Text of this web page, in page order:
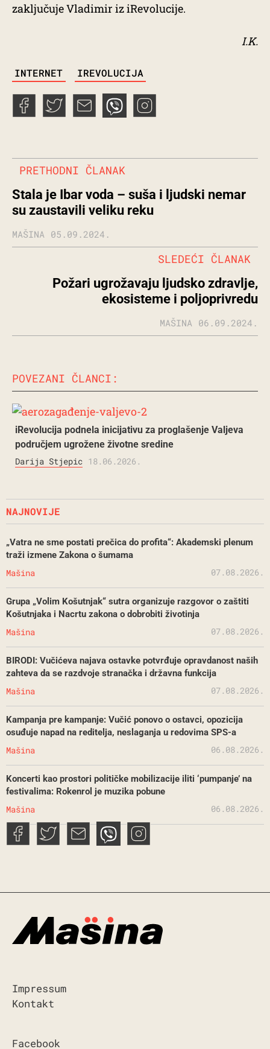
zaključuje Vladimir iz iRevolucije.
I.K.
INTERNET IREVOLUCIJA
PRETHODNI ČLANAK
Stala je Ibar voda – suša i ljudski nemar
su zaustavili veliku reku
MAŠINA 05.09.2024.
Požari ugrožavaju ljudsko zdravlje,
ekosisteme i poljoprivredu
SLEDEĆI ČLANAK
MAŠINA 06.09.2024.
POVEZANI ČLANCI:
iRevolucija podnela inicijativu za proglašenje Valjeva
područjem ugrožene životne sredine
Darija Stjepic 18.06.2026.
NAJNOVIJE
„Vatra ne sme postati prečica do profita“: Akademski plenum
traži izmene Zakona o šumama
Mašina 07.08.2026.
Grupa „Volim Košutnjak“ sutra organizuje razgovor o zaštiti
Košutnjaka i Nacrtu zakona o dobrobiti životinja
Mašina 07.08.2026.
BIRODI: Vučićeva najava ostavke potvrđuje opravdanost naših
zahteva da se razdvoje stranačka i državna funkcija
Mašina 07.08.2026.
Kampanja pre kampanje: Vučić ponovo o ostavci, opozicija
osuđuje napad na reditelja, neslaganja u redovima SPS-a
Mašina 06.08.2026.
Koncerti kao prostori političke mobilizacije iliti ‘pumpanje’ na
festivalima: Rokenrol je muzika pobune
Mašina 06.08.2026.
Impressum
Kontakt
Facebook